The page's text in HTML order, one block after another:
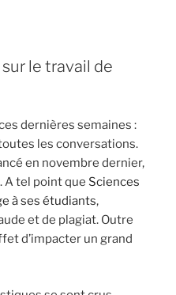
sur le travail de
dernières semaines :
les conversations.
en novembre dernier,
A tel point que Sciences
à ses étudiants,
et de plagiat. Outre
d’impacter un grand